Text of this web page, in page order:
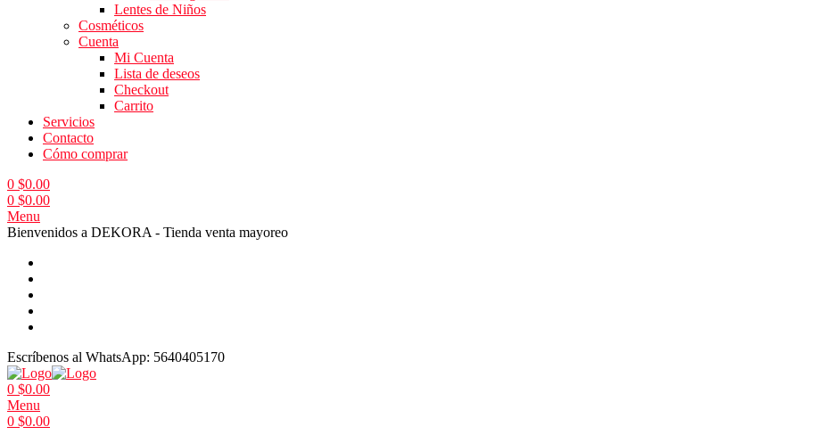
Lentes de Niños
Cosméticos
Cuenta
Mi Cuenta
Lista de deseos
Checkout
Carrito
Servicios
Contacto
Cómo comprar
0 $0.00
0 $0.00
Menu
Bienvenidos a DEKORA - Tienda venta mayoreo
Escríbenos al WhatsApp: 5640405170
0 $0.00
Menu
0 $0.00